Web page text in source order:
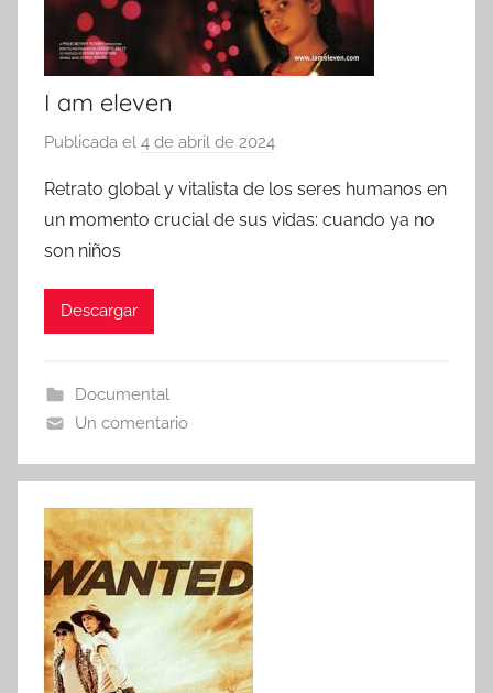
I am eleven
Publicada el 4 de abril de 2024
r
Retrato global y vitalista de los seres humanos en
un momento crucial de sus vidas: cuando ya no
son niños
Descargar
Documental
Un comentario